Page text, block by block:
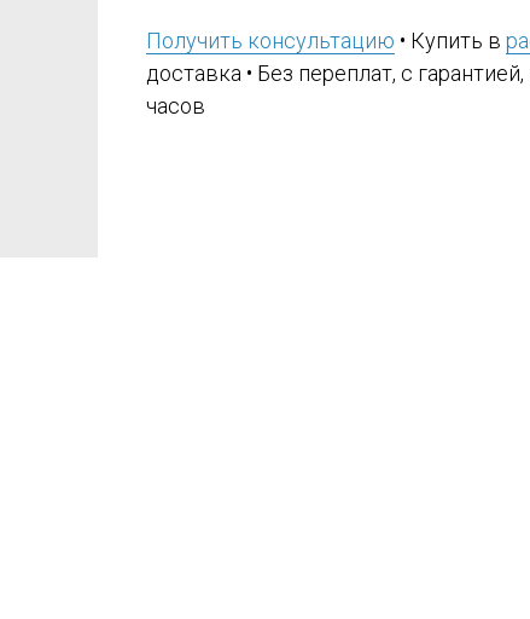
Получить консультацию • Купить в
доставка • Без переплат, с
часов